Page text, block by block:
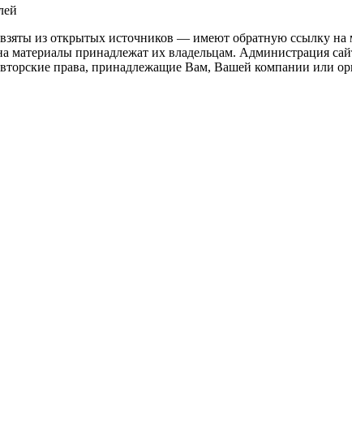
из открытых источников — имеют обратную ссылку на
материалы принадлежат их владельцам. Администрация
права, принадлежащие Вам, Вашей компании или